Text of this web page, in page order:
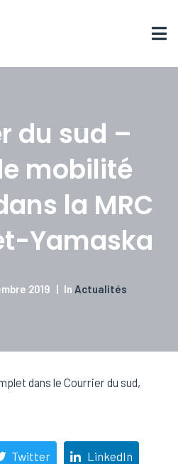
du sud –
mobilité
la MRC
Yamaska
2019 In Actualités
dans le Courrier du sud,
Twitter LinkedIn